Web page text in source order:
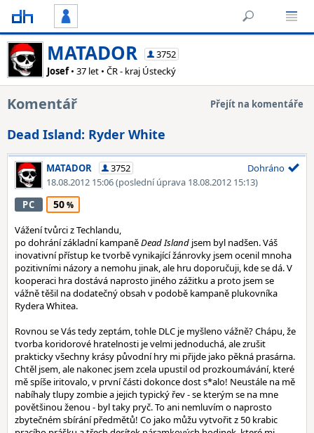
MATADOR
3752
Josef• 37 let • ČR - kraj Ústecký
Komentář Přejít na komentáře
Dead Island: Ryder White
MATADOR
3752
18.08.2012 15:06(poslední úprava 18.08.2012 15:13)
Dohráno
PC 50
Vážení tvůrci z Techlandu,
po dohrání základní kampaněDead Island jsem byl nadšen. Váš
inovativní přístup ke tvorbě vynikající žánrovky jsem ocenil mnoha
pozitivními názory a nemohu jinak, ale hru doporučuji, kde se dá. V
kooperaci hra dostává naprosto jiného zážitku a proto jsem se
vážně těšil na dodatečný obsah v podobě kampaně plukovníka
Rydera Whitea.
Rovnou se Vás tedy zeptám, tohle DLC je myšleno vážně? Chápu, že
tvorba koridorové hratelnosti je velmi jednoduchá, ale zrušit
prakticky všechny krásy původní hry mi přijde jako pěkná prasárna.
Chtěl jsem, ale nakonec jsem zcela upustil od prozkoumávání, které
mě spíše iritovalo, v první části dokonce dost s*alo! Neustále na mě
nabíhaly tlupy zombie a jejich typický řev - se kterým se na mne
povětšinou ženou - byl taky pryč. To ani nemluvím o naprosto
zbytečném sbírání předmětů! Co jako můžu vytvořit z 50 krabic